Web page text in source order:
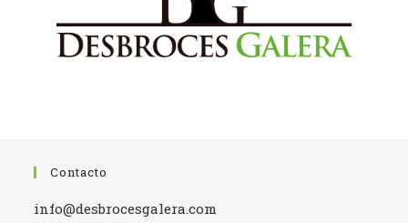
Contacto
info@desbrocesgalera.com